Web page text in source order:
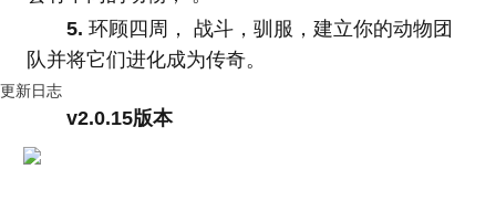
5. 环顾四周， 战斗，驯服，建立你的动物团
队并将它们进化成为传奇。
更新日志
v2.0.15版本